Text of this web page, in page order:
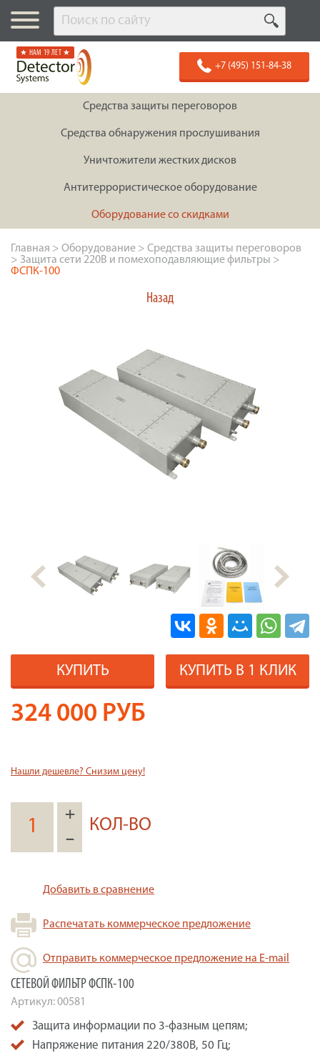
★ НАМ 19 ЛЕТ ★
+7 (495) 151-84-38
Средства защиты переговоров
Средства обнаружения прослушивания
Уничтожители жестких дисков
Антитеррористическое оборудование
Оборудование со скидками
Главная > Оборудование > Средства защиты переговоров
> Защита сети 220В и помехоподавляющие фильтры >
ФСПК-100
Назад
КУПИТЬ КУПИТЬ В 1 КЛИК
324 000 РУБ
Нашли дешевле? Снизим цену!
+
–
КОЛ-ВО
Добавить в сравнение
Распечатать коммерческое предложение
Отправить коммерческое предложение на E-mail
СЕТЕВОЙ ФИЛЬТР ФСПК-100
Артикул:00581
Защита информации по 3-фазным цепям;
Напряжение питания 220/380В, 50 Гц;